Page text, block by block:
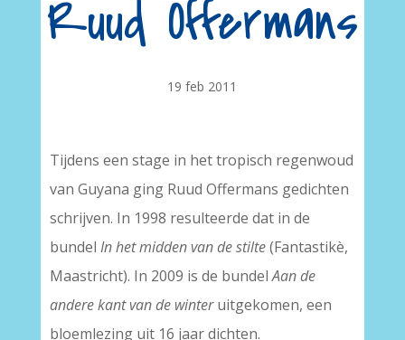
Ruud Offermans
19 feb 2011
Tijdens een stage in het tropisch regenwoud
van Guyana ging Ruud Offermans gedichten
schrijven. In 1998 resulteerde dat in de
bundel In het midden van de stilte(Fantastikè,
Maastricht). In 2009 is de bundelAan de
andere kant van de winteruitgekomen, een
bloemlezing uit 16 jaar dichten.